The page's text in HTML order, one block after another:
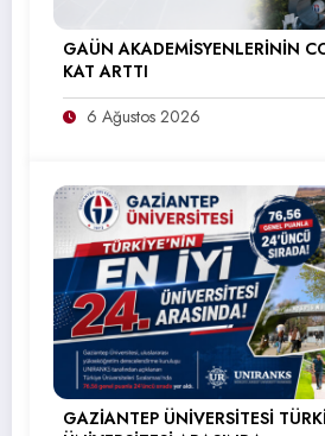
GAÜN AKADEMİSYENLERİNİN
KAT ARTTI
6 Ağustos 2026
GAZİANTEP ÜNİVERSİTESİ